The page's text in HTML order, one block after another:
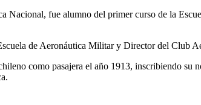
Nacional, fue alumno del primer curso de la
de Aeronáutica Militar y Director del Club
como pasajera el año 1913, inscribiendo su